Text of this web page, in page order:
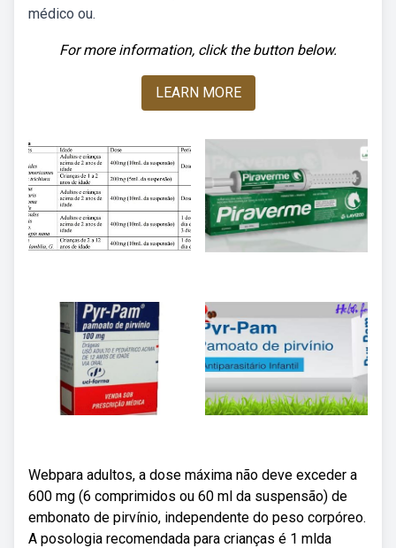
médico ou.
For more information, click the button below.
LEARN MORE
Webpara adultos, a dose máxima não deve exceder a
600 mg (6 comprimidos ou 60 ml da suspensão) de
embonato de pirvínio, independente do peso corpóreo.
A posologia recomendada para crianças é 1 mlda